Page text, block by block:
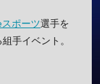
スポーツ選手を
手イベント。